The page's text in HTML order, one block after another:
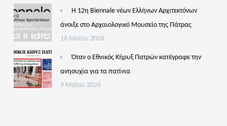
Η 12η Biennale νέων Ελλήνων Αρχιτεκτόνων
άνοιξε στο Αρχαιολογικό Μουσείο της Πάτρας
16 Μαΐου 2026
Όταν ο Εθνικός Κήρυξ Πατρών κατέγραφε την
ανησυχία για τα πατίνια
9 Μαΐου 2026